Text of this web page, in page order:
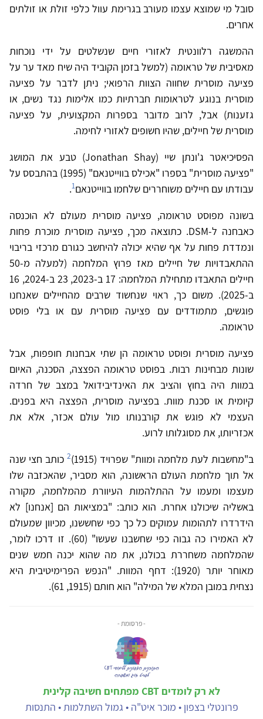
סובל מי שמוצא עצמו מעורב בגרימת עוול כלפי זולת או זולתים
אחרים.
ההמשגה רלוונטית לאזורי חיים שנשלטים על ידי נוכחות
מאסיבית של טראומה (למשל בזמן הקוביד היה שיח מאד ער על
פציעה מוסרית שחווה הצוות הרפואי; ניתן לדבר על פציעה
מוסרית בנוגע לטראומות חברתיות כמו אלימות נגד נשים, או
גזענות) אבל, לרוב מדובר בספרות המקצועית, על פציעה
מוסרית של חיילים, שהיו חשופים לאזורי לחימה.
הפסיכיאטר ג'ונתן שיי (Jonathan Shay) טבע את המושג
"פציעה מוסרית" בספרו "אכילס בווייטנאם" (1995) בהתבסס על
עבודתו עם חיילים משוחררים שלחמו בווייטנאם1
.
בשונה מפוסט טראומה, פציעה מוסרית מעולם לא הוכנסה
כאבחנה ל-DSM. כתוצאה מכך, פציעה מוסרית מוכרת פחות
ונמדדת פחות על אף שהיא יכולה להיחשב כגורם מרכזי בריבוי
ההתאבדויות של חיילים מאז פרוץ המלחמה (למעלה מ-50
חיילים התאבדו מתחילת המלחמה: 17 ב-2023, 23 ב-2024, 16
ב-2025). משום כך, ראוי שנחשוד שרבים מהחיילים שאנחנו
פוגשים, מתמודדים עם פציעה מוסרית עם או בלי פוסט
טראומה.
פציעה מוסרית ופוסט טראומה הן שתי אבחנות חופפות, אבל
שונות מבחינות רבות. בפוסט טראומה הפצצה, הסכנה, האיום
במוות היה בחוץ והציב את האינדיבידואל במצב של חרדה
קיומית או סכנת מוות. בפציעה מוסרית, הפצצה היא בפנים.
העצמי לא פוגש את קורבנותו מול עולם אכזר, אלא את
אכזריותו, את מסוגלותו לרוע.
ב"מחשבות לעת מלחמה ומוות" שפרויד (1915)
2 כותב חצי שנה
אל תוך מלחמת העולם הראשונה, הוא מסביר, שהאכזבה שלו
מעצמו ומעמו על ההתלהמות העיוורת מהמלחמה, מקורה
באשליה שיכולנו אחרת. הוא כותב: "במציאות הם [אנחנו] לא
הידרדרו לתהומות עמוקים כל כך כפי שחששנו, מכיוון שמעולם
לא האמירו כה גבוה כפי שחשבנו שעשו" (60). זו דרכו לומר,
שהמלחמה משחררת בכולנו, את מה שהוא יכנה חמש שנים
מאוחר יותר (1920): דחף המוות. "הנפש הפרימיטיבית היא
נצחית במובן המלא של המילה" הוא חותם (1915, 61).
- פרסומת -
לא רק לומדים CBT מפתחים חשיבה קלינית
פרונטלי בצפון • מוכר איט"ה • גמול השתלמות • התנסות